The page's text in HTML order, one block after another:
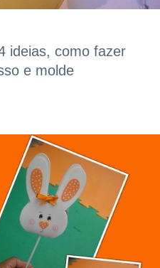
ideias, como fazer
e molde